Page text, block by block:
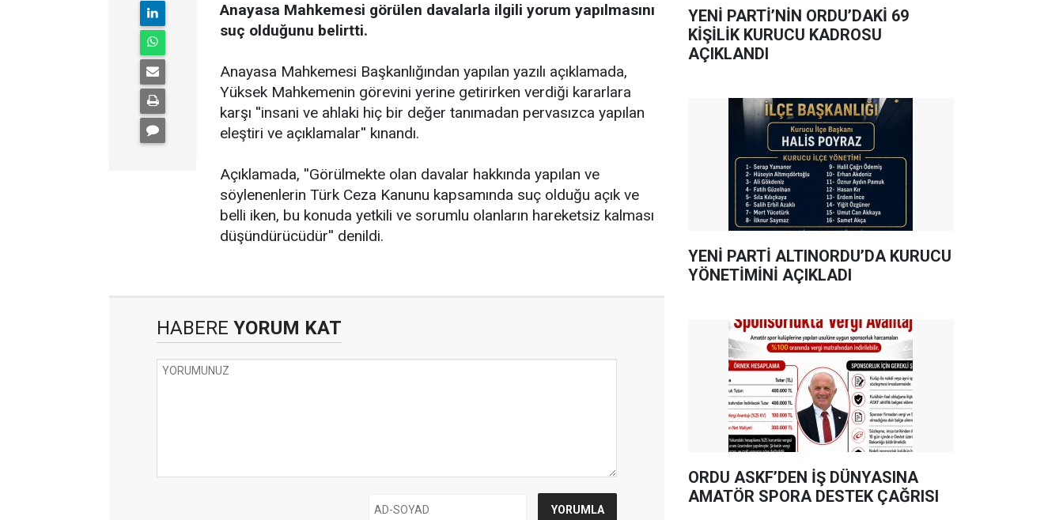
Anayasa Mahkemesi görülen davalarla ilgili yorum yapılmasını
suç olduğunu belirtti.
Anayasa Mahkemesi Başkanlığından yapılan yazılı açıklamada,
Yüksek Mahkemenin görevini yerine getirirken verdiği kararlara
karşı ''insani ve ahlaki hiç bir değer tanımadan pervasızca yapılan
eleştiri ve açıklamalar'' kınandı.
Açıklamada, ''Görülmekte olan davalar hakkında yapılan ve
söylenenlerin Türk Ceza Kanunu kapsamında suç olduğu açık ve
belli iken, bu konuda yetkili ve sorumlu olanların hareketsiz kalması
düşündürücüdür'' denildi.
HABERE YORUM KAT
YENİ PARTİ’NİN ORDU’DAKİ 69
KİŞİLİK KURUCU KADROSU
AÇIKLANDI
YENİ PARTİ ALTINORDU’DA KURUCU
YÖNETİMİNİ AÇIKLADI
ORDU ASKF’DEN İŞ DÜNYASINA
AMATÖR SPORA DESTEK ÇAĞRISI